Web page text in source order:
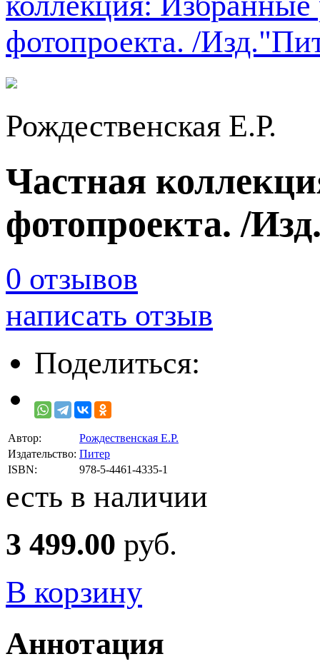
Рождественская Е.Р.
Частная
фотопроекта. /
0 отзывов
написать отзыв
Поделиться:
Автор:
Рождественская Е.Р.
Издательство: Питер
ISBN:
978-5-4461-4335-1
есть в наличии
3 499.00 руб.
В корзину
Аннотация